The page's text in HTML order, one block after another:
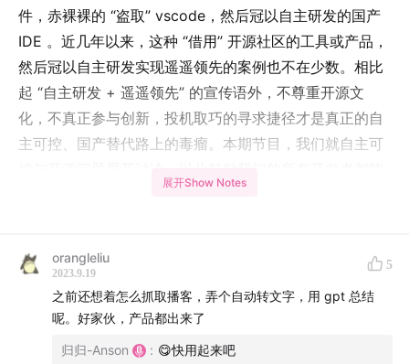
件，赤裸裸的 “盗取” vscode，然后冠以自主研发的国产
IDE 。近几年以来，这种 “借用” 开源社区的工具或产品，
然后冠以自主研发实现遥遥领先的案例也不在少数。相比
起 “自主研发 + 遥遥领先” 的宣传语外，不尊重开源文
化，不真正参与创新，投机取巧的寻求捷径才是真正的自
主可控、国产替代路上的毒瘤。本期节目，我们就自主可
欢迎收听本期节目。
本期节目的概要信息参考下文的硬地笔记。欢迎关注我
展开Show Notes
orangleliu
2023.9.19
5
之前还想着怎么抓取播客，弄个自动转文字，用 gpt 总结
呢。好家伙，产品都出来了
归归-Anson : 😋快用起来吧